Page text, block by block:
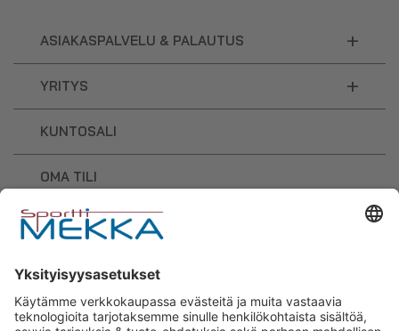
ASIAKASPALVELU & PALAUTUS +
YRITYS +
KUNTOSALI
OMA TILI
OSTOSKORI
Sporttimekka – lisäravinteiden ja
urheilutarvikkeiden osaaja